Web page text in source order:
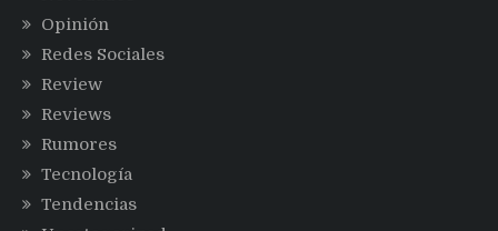
Opinión
Redes Sociales
Review
Reviews
Rumores
Tecnología
Tendencias